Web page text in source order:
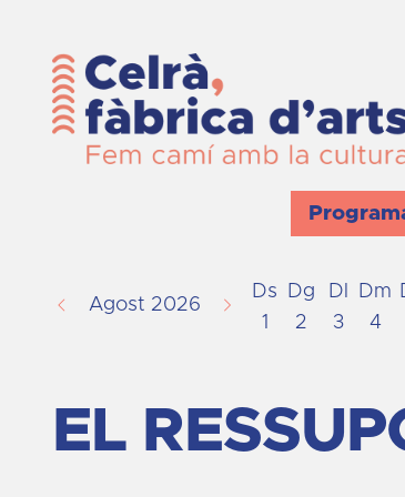
Agost 2026
Ds
1
Dg
2
Dl
3
Dm
4
EL